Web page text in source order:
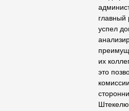
главный
успел
их
это